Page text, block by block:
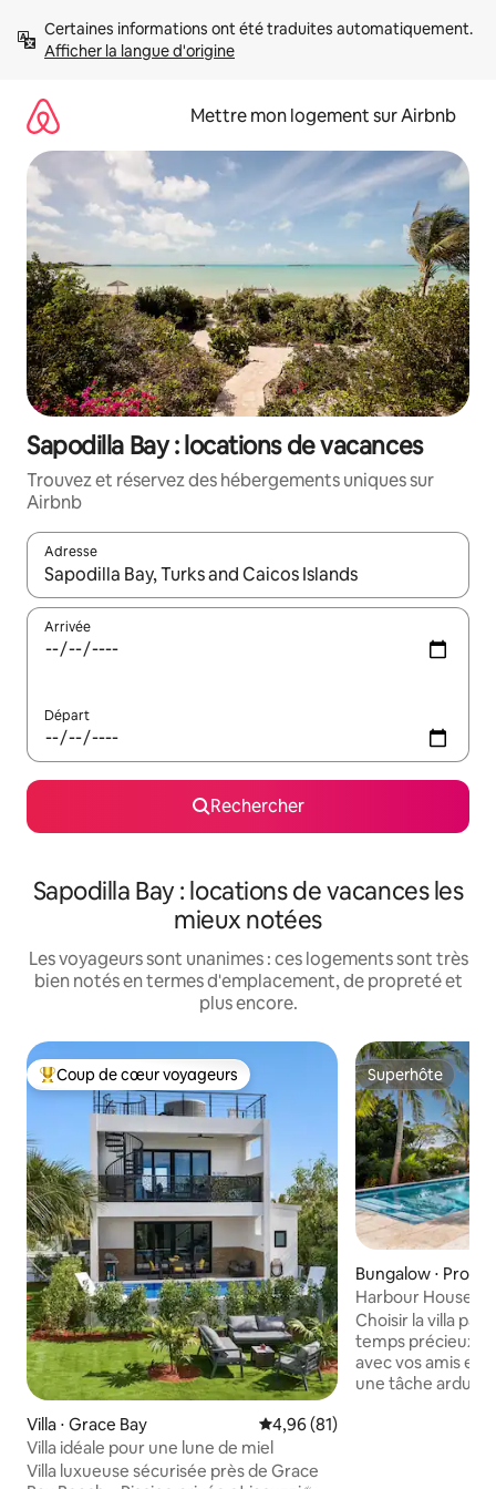
directement
Afficher la langue d'origine
Mettre mon logement sur Airbnb
Sapodilla Bay : locations de vacances
Trouvez et réservez des hébergements uniques sur
Airbnb
Adresse
Lorsque les résultats s'affichent, utilisez les flèches vers le
Arrivée
Départ
Rechercher
Sapodilla Bay : locations de vacances les
mieux notées
Les voyageurs sont unanimes : ces logements sont très
bien notés en termes d'emplacement, de propreté et
plus encore.
Coups de cœur voyageurs les plus appréciés
Coup de cœur voyageurs
Villa ⋅ Grace Bay Évaluation moyenne sur la
4,96 (81)
Villa idéale pour une lune de miel
Villa luxueuse sécurisée près de Grace
Superhôte
Superhôte
Bungalow ⋅
Harbour House Sapodilla Bay - Voyez la
différence
Choisir la villa
temps précieux
avec vos amis et
une tâche ardue.